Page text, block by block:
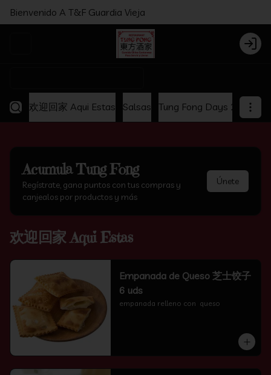
Bienvenido A T&F Guardia Vieja
Login
欢迎回家 Aqui Estas Salsas Tung Fong Days 2x1
AcumulaTung Fong
Regístrate, gana puntos con tus compras y
canjealos por productos y más
Únete
欢迎回家 Aqui Estas
Empanada de Queso 芝士饺子
6 uds
empanada relleno con  queso